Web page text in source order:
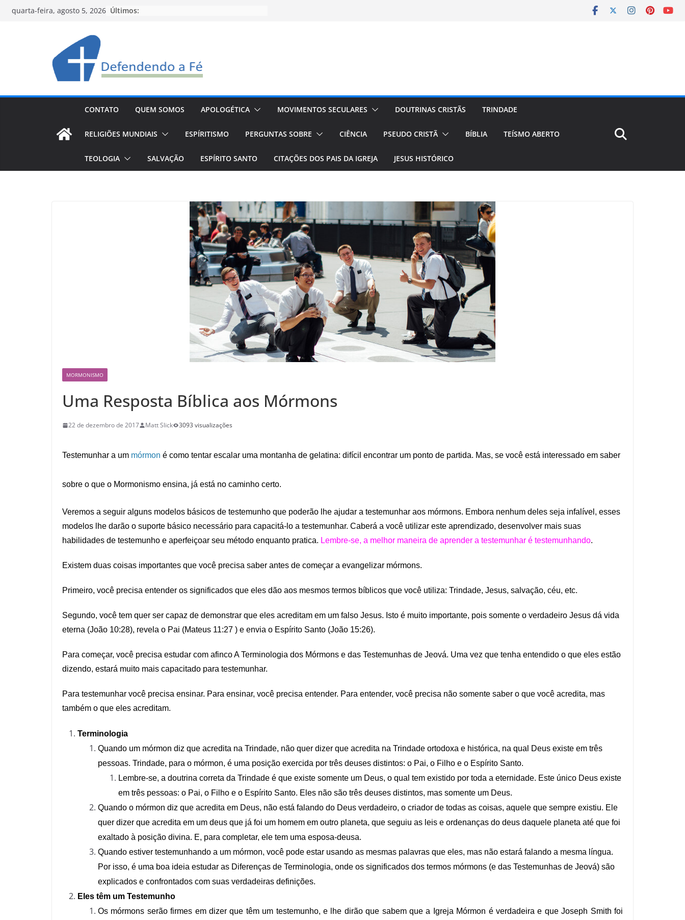
Pularquarta-feira, agosto 5, 2026 Últimos:
CONTATO QUEM SOMOS APOLOGÉTICA MOVIMENTOS SECULARES DOUTRINAS CRISTÃS TRINDADE
RELIGIÕES MUNDIAIS ESPÍRITISMO PERGUNTAS SOBRE CIÊNCIA PSEUDO CRISTÃ BÍBLIA TEÍSMO ABERTO
TEOLOGIA SALVAÇÃO ESPÍRITO SANTO CITAÇÕES DOS PAIS DA IGREJA JESUS HISTÓRICO
MORMONISMO
Uma Resposta Bíblica aos Mórmons
22 de dezembro de 2017 Matt Slick 3093 visualizações
Testemunhar a um mórmon é como tentar escalar uma montanha de gelatina: difícil encontrar um ponto de partida. Mas, se você está interessado em saber
sobre o que o Mormonismo ensina, já está no caminho certo.
Veremos a seguir alguns modelos básicos de testemunho que poderão lhe ajudar a testemunhar aos mórmons. Embora nenhum deles seja infalível, esses
modelos lhe darão o suporte básico necessário para capacitá-lo a testemunhar. Caberá a você utilizar este aprendizado, desenvolver mais suas
habilidades de testemunho e aperfeiçoar seu método enquanto pratica. Lembre-se, a melhor maneira de aprender a testemunhar é testemunhando.
Existem duas coisas importantes que você precisa saber antes de começar a evangelizar mórmons.
Primeiro, você precisa entender os significados que eles dão aos mesmos termos bíblicos que você utiliza: Trindade, Jesus, salvação, céu, etc.
Segundo, você tem quer ser capaz de demonstrar que eles acreditam em um falso Jesus. Isto é muito importante, pois somente o verdadeiro Jesus dá vida
eterna (João 10:28), revela o Pai (Mateus 11:27 ) e envia o Espírito Santo (João 15:26).
Para começar, você precisa estudar com afinco A Terminologia dos Mórmons e das Testemunhas de Jeová. Uma vez que tenha entendido o que eles estão
dizendo, estará muito mais capacitado para testemunhar.
Para testemunhar você precisa ensinar. Para ensinar, você precisa entender. Para entender, você precisa não somente saber o que você acredita, mas
também o que eles acreditam.
Terminologia
Quando um mórmon diz que acredita na Trindade, não quer dizer que acredita na Trindade ortodoxa e histórica, na qual Deus existe em três
pessoas. Trindade, para o mórmon, é uma posição exercida por três deuses distintos: o Pai, o Filho e o Espírito Santo.
Lembre-se, a doutrina correta da Trindade é que existe somente um Deus, o qual tem existido por toda a eternidade. Este único Deus existe
em três pessoas: o Pai, o Filho e o Espírito Santo. Eles não são três deuses distintos, mas somente um Deus.
Quando o mórmon diz que acredita em Deus, não está falando do Deus verdadeiro, o criador de todas as coisas, aquele que sempre existiu. Ele
quer dizer que acredita em um deus que já foi um homem em outro planeta, que seguiu as leis e ordenanças do deus daquele planeta até que foi
exaltado à posição divina. E, para completar, ele tem uma esposa-deusa.
Quando estiver testemunhando a um mórmon, você pode estar usando as mesmas palavras que eles, mas não estará falando a mesma língua.
Por isso, é uma boa ideia estudar as Diferenças de Terminologia, onde os significados dos termos mórmons (e das Testemunhas de Jeová) são
explicados e confrontados com suas verdadeiras definições.
Eles têm um Testemunho
Os mórmons serão firmes em dizer que têm um testemunho, e lhe dirão que sabem que a Igreja Mórmon é verdadeira e que Joseph Smith foi